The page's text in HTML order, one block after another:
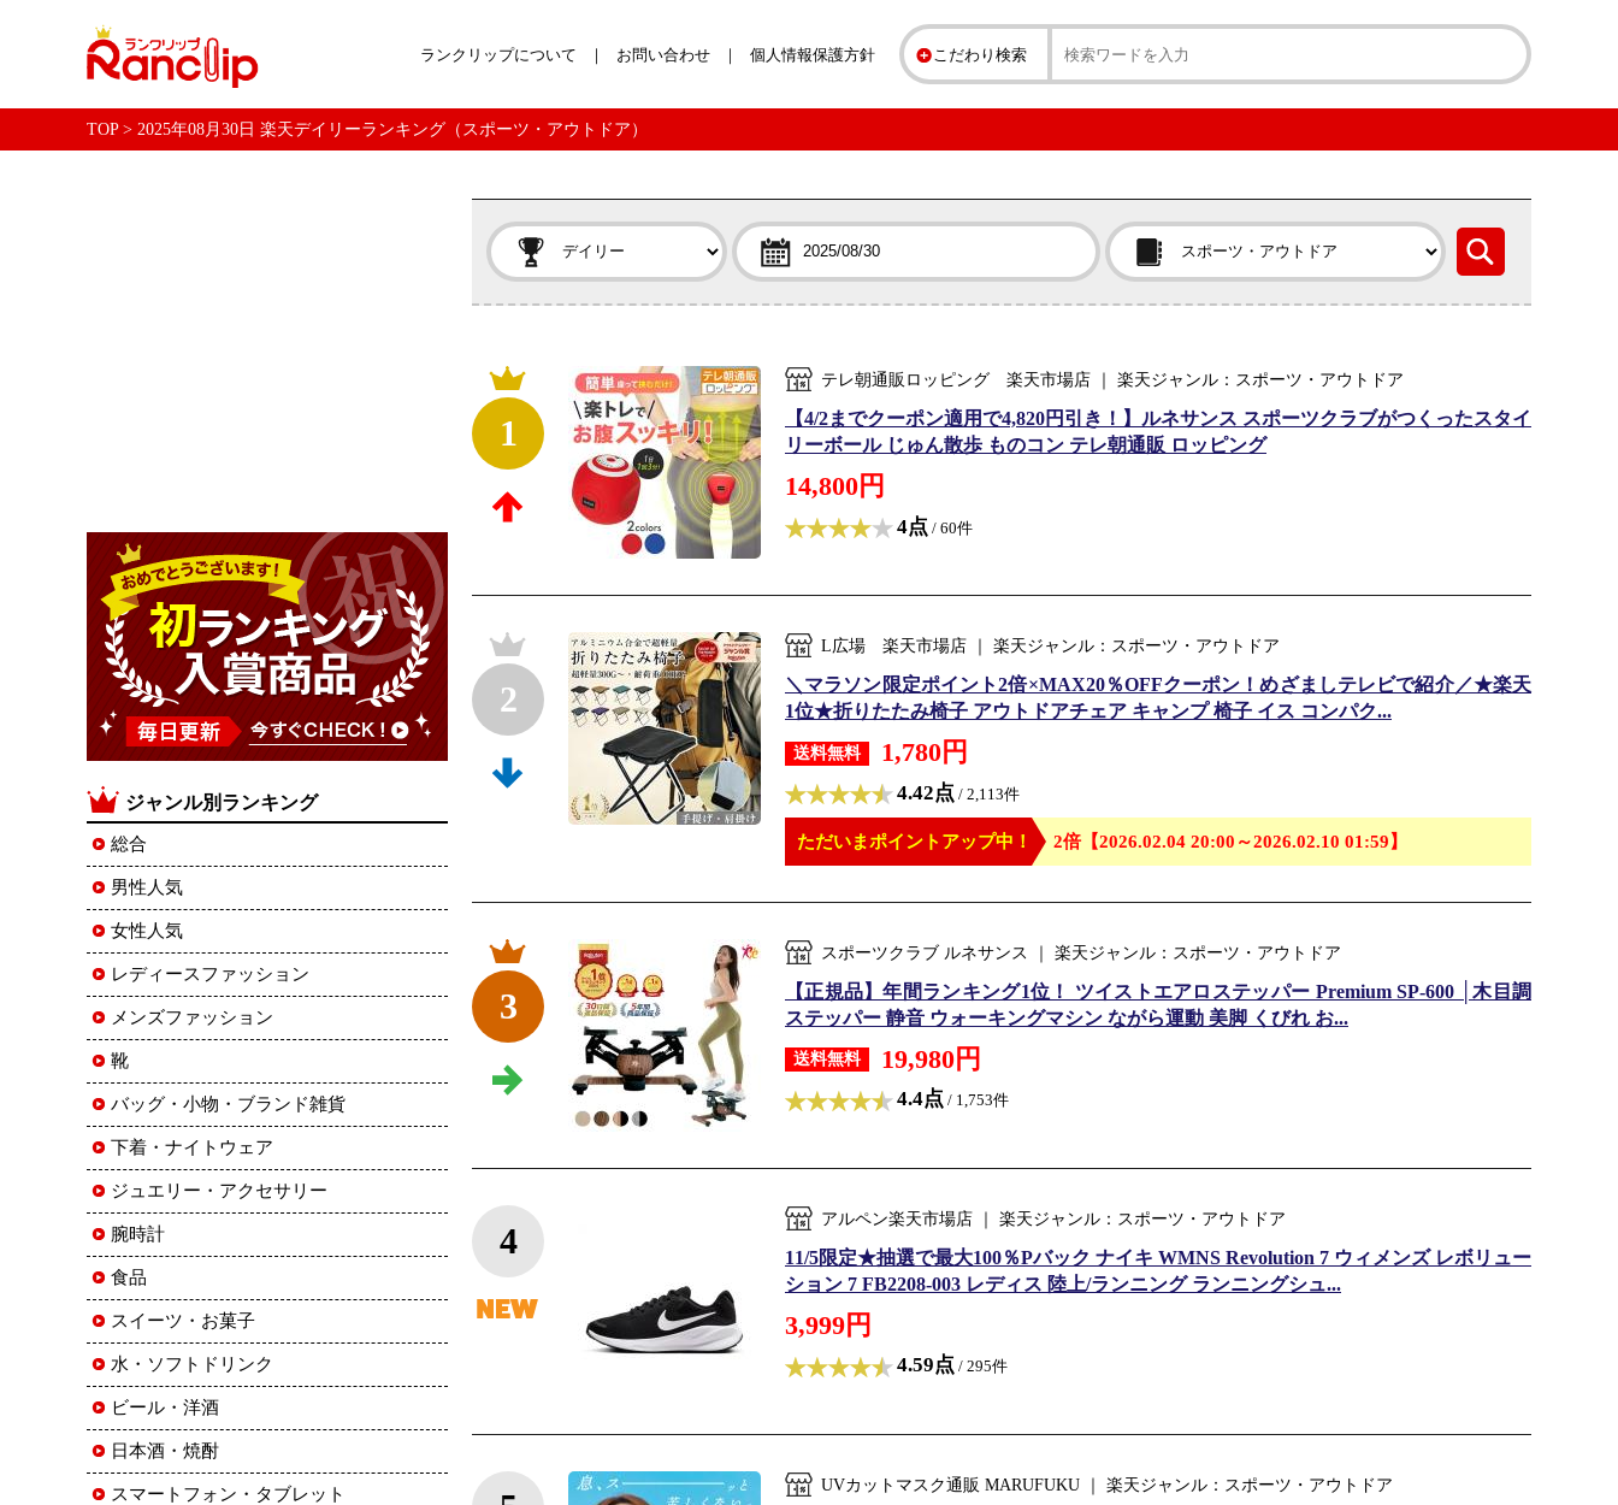
こだわり検索
ランクリップについて お問い合わせ 個人情報保護方針
TOP> 2025年08月30日 楽天デイリーランキング（スポーツ・アウトドア）
1
テレ朝通販ロッピング 楽天市場店 ｜ 楽天ジャンル：スポーツ・アウトドア
【4/2までクーポン適用で4,820円引き！】ルネサンス スポーツクラブがつくったスタイ
リーボール じゅん散歩 ものコン テレ朝通販 ロッピング
14,800円
4点 / 60件
2
L広場 楽天市場店 ｜ 楽天ジャンル：スポーツ・アウトドア
＼マラソン限定ポイント2倍×MAX20％OFFクーポン！めざましテレビで紹介／★楽天
1位★折りたたみ椅子 アウトドアチェア キャンプ 椅子 イス コンパク...
送料無料 1,780円
4.42点 / 2,113件
ただいまポイントアップ中！ 2倍【2026.02.04 20:00～2026.02.10 01:59】
3
スポーツクラブ ルネサンス ｜ 楽天ジャンル：スポーツ・アウトドア
【正規品】年間ランキング1位！ ツイストエアロステッパー Premium SP-600 │木目調
ステッパー 静音 ウォーキングマシン ながら運動 美脚 くびれ お...
送料無料 19,980円
4.4点 / 1,753件
4
アルペン楽天市場店 ｜ 楽天ジャンル：スポーツ・アウトドア
11/5限定★抽選で最大100％Pバック ナイキ WMNS Revolution 7 ウィメンズ レボリュー
ション 7 FB2208-003 レディス 陸上/ランニング ランニングシュ...
3,999円
4.59点 / 295件
UVカットマスク通販 MARUFUKU ｜ 楽天ジャンル：スポーツ・アウトドア
ジャンル別ランキング
総合
男性人気
女性人気
レディースファッション
メンズファッション
靴
バッグ・小物・ブランド雑貨
下着・ナイトウェア
ジュエリー・アクセサリー
腕時計
食品
スイーツ・お菓子
水・ソフトドリンク
ビール・洋酒
日本酒・焼酎
スマートフォン・タブレット